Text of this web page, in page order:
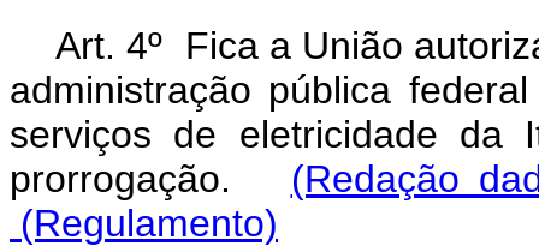
Art. 4º Fica a União
administração pública
serviços de eletricidade da
prorrogação. (Redação
(Regulamento)